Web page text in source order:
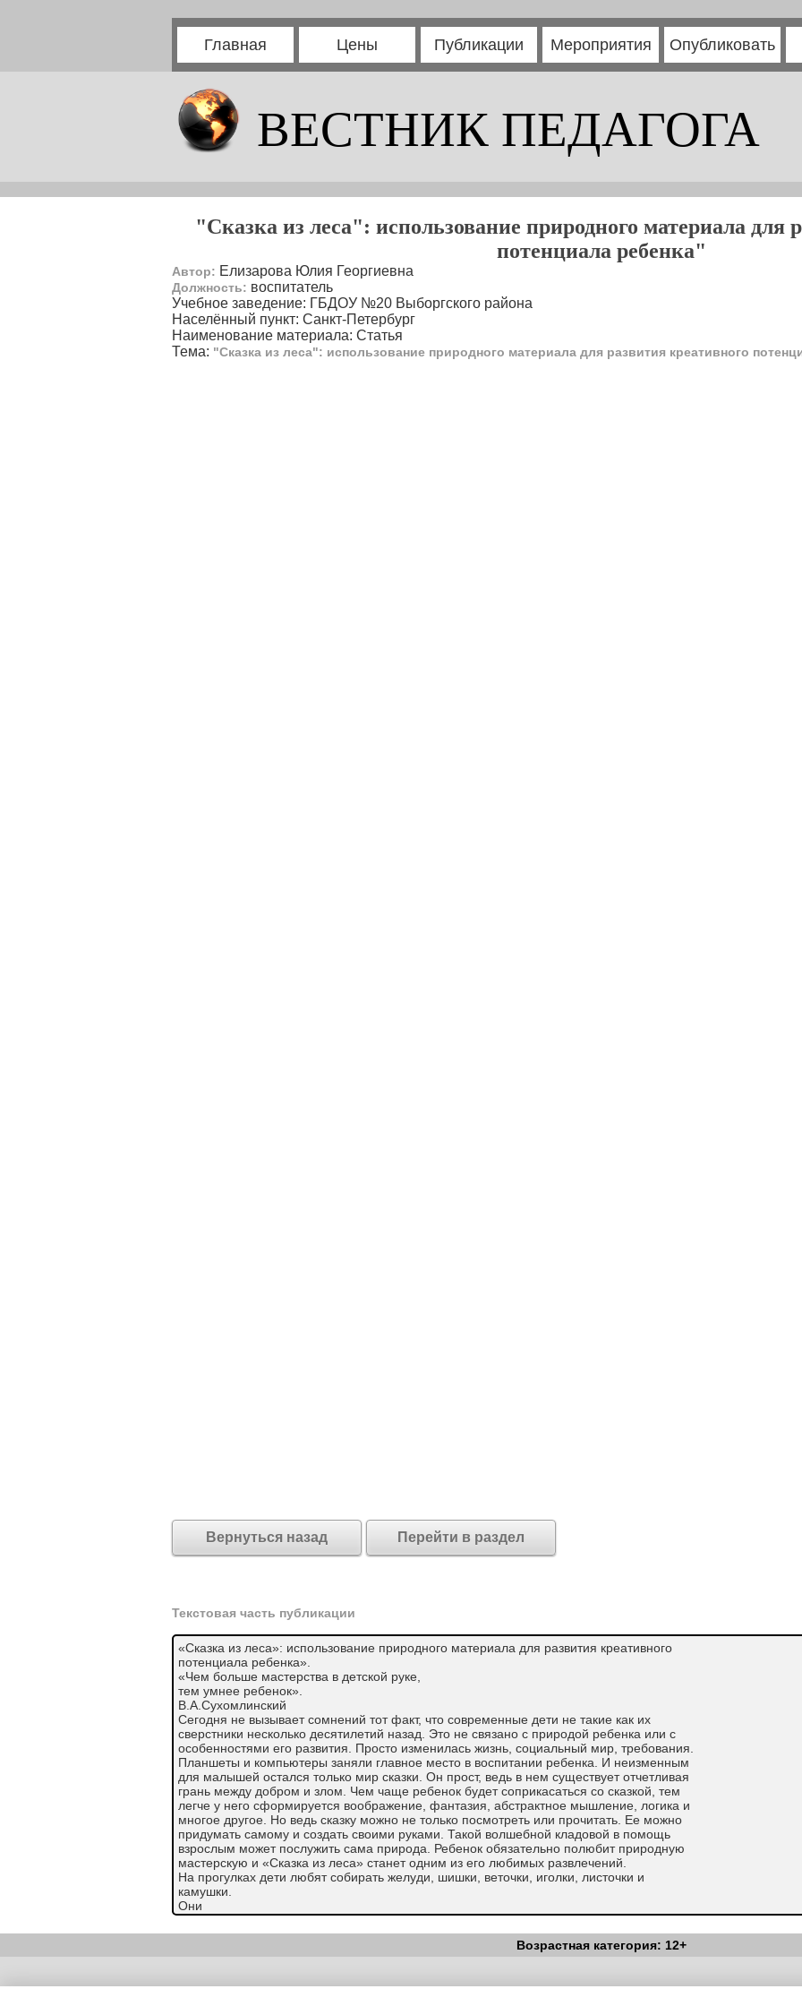
Главная Цены Публикации Мероприятия Опубликовать
ВЕСТНИК ПЕДАГОГА
"Сказка из леса": использование природного материала для
потенциала ребенка"
Автор: Елизарова Юлия Георгиевна
Должность: воспитатель
Учебное заведение: ГБДОУ №20 Выборгского района
Населённый пункт: Санкт-Петербург
Наименование материала: Статья
Тема: "Сказка из леса": использование природного материала для развития креативного
Вернуться назад Перейти в раздел
Текстовая часть публикации
«Сказка из леса»: использование природного материала для развития креативного
потенциала ребенка».
«Чем больше мастерства в детской руке,
тем умнее ребенок».
В.А.Сухомлинский
Сегодня не вызывает сомнений тот факт, что современные дети не такие как их
сверстники несколько десятилетий назад. Это не связано с природой ребенка или с
особенностями его развития. Просто изменилась жизнь, социальный мир, требования.
Планшеты и компьютеры заняли главное место в воспитании ребенка. И неизменным
для малышей остался только мир сказки. Он прост, ведь в нем существует отчетливая
грань между добром и злом. Чем чаще ребенок будет соприкасаться со сказкой, тем
легче у него сформируется воображение, фантазия, абстрактное мышление, логика и
многое другое. Но ведь сказку можно не только посмотреть или прочитать. Ее можно
придумать самому и создать своими руками. Такой волшебной кладовой в помощь
взрослым может послужить сама природа. Ребенок обязательно полюбит природную
мастерскую и «Сказка из леса» станет одним из его любимых развлечений.
На прогулках дети любят собирать желуди, шишки, веточки, иголки, листочки и
камушки.
Они
подолгу
рассматривают
Возрастная категория: 12+
Copyright (c) |Вестник Педагога|Об издании|Условия|Политика